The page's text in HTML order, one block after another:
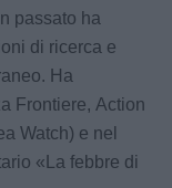
passato ha
di ricerca e
Ha
Frontiere, Action
Watch) e nel
«La febbre di